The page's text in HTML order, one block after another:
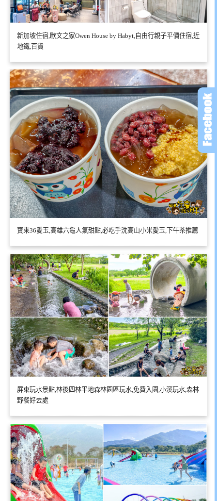
新加坡住宿,歐文之家Owen House by Habyt,自由行親子平價住宿,近
地鐵,百貨
寶來36愛玉,高雄六龜人氣甜點,必吃手洗高山小米愛玉,下午茶推薦
屏東玩水景點,林後四林平地森林園區玩水,免費入園,小溪玩水,森林
野餐好去處